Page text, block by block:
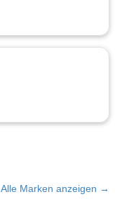
Alle Marken anzeigen →